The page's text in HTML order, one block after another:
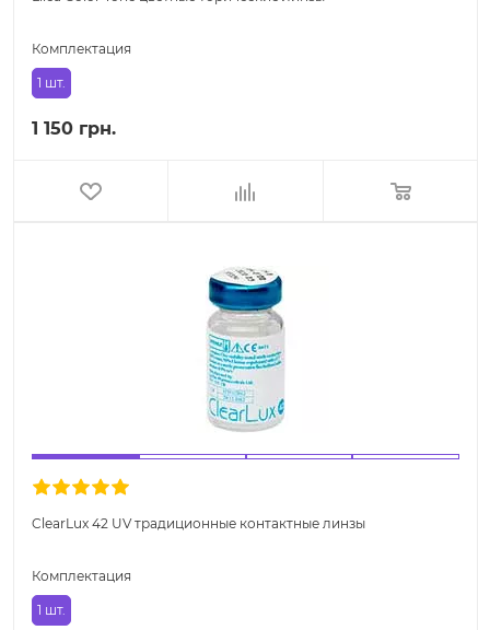
Комплектация
1 шт.
1 150 грн.
ClearLux 42 UV традиционные контактные линзы
Комплектация
1 шт.